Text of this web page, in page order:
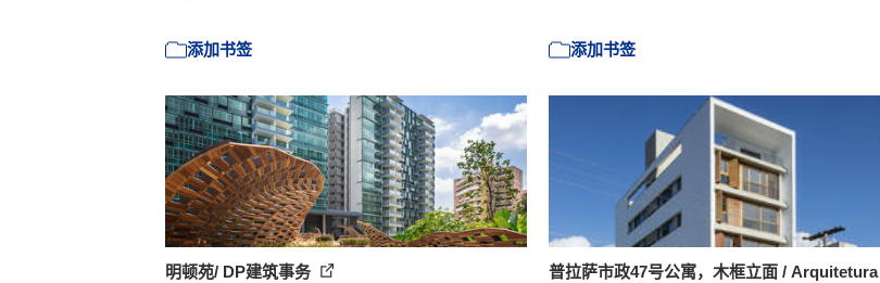
添加书签 添加书签
明顿苑/ DP建筑事务
普拉萨市政47号公寓，木框立面 / Arquitetura